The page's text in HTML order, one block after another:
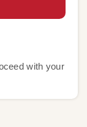
with your